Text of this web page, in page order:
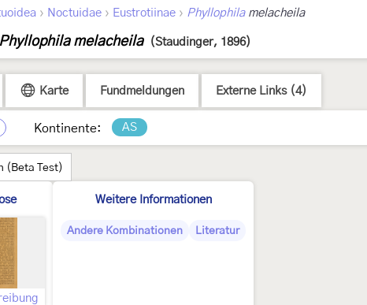
› Noctuidae › Eustrotiinae › Phyllophilamelacheila
Phyllophila melacheila (Staudinger, 1896)
Karte Fundmeldungen Externe Links (4)
Kontinente: AS
(Beta Test)
Weitere Informationen
Andere Kombinationen Literatur